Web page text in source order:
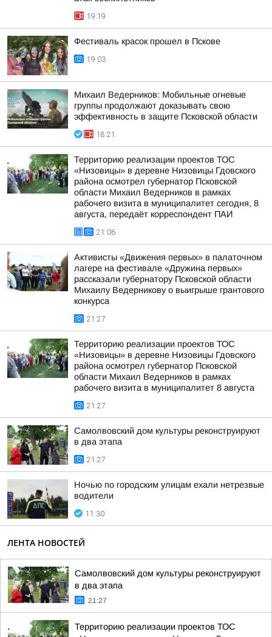
19:19
Фестиваль красок прошел в Пскове
19:03
Михаил Ведерников: Мобильные огневые
группы продолжают доказывать свою
эффективность в защите Псковской области
18:21
Территорию реализации проектов ТОС
«Низовицы» в деревне Низовицы Гдовского
района осмотрел губернатор Псковской
области Михаил Ведерников в рамках
рабочего визита в муниципалитет сегодня, 8
августа, передаёт корреспондент ПАИ
21:06
Активисты «Движения первых» в палаточном
лагере на фестивале «Дружина первых»
рассказали губернатору Псковской области
Михаилу Ведерникову о выигрыше грантового
конкурса
21:27
Территорию реализации проектов ТОС
«Низовицы» в деревне Низовицы Гдовского
района осмотрел губернатор Псковской
области Михаил Ведерников в рамках
рабочего визита в муниципалитет 8 августа
21:27
Самолвовский дом культуры реконструируют
в два этапа
21:27
Ночью по городским улицам ехали нетрезвые
водители
11:30
ЛЕНТА НОВОСТЕЙ
Самолвовский дом культуры реконструируют
в два этапа
21:27
Территорию реализации проектов ТОС